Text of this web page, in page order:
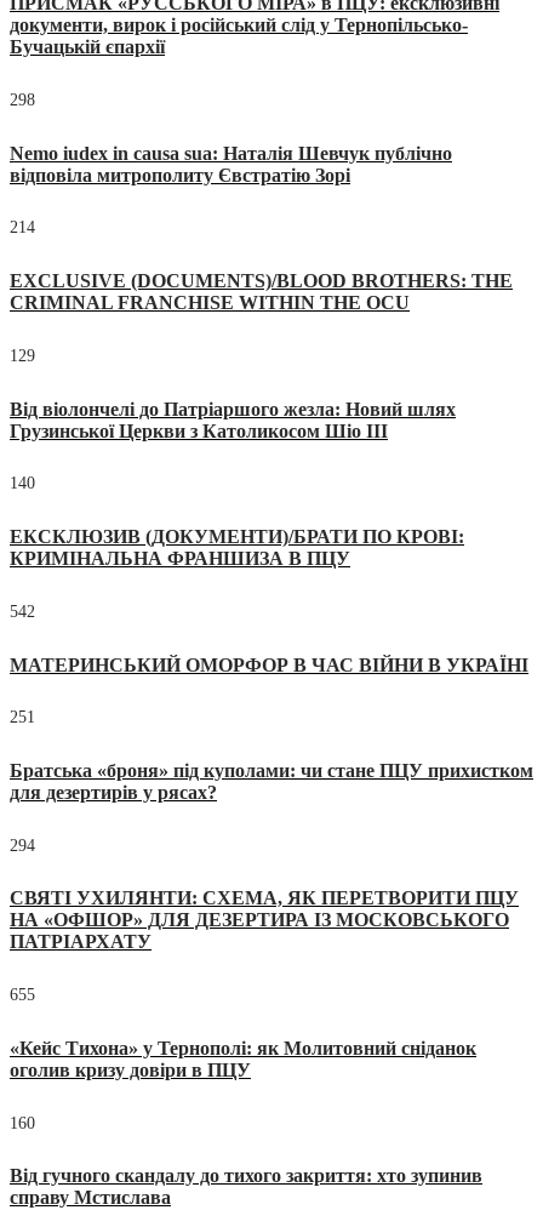
документи, вирок і російський слід у Тернопільсько-
Бучацькій єпархії
298
Nemo iudex in causa sua: Наталія Шевчук публічно
відповіла митрополиту Євстратію Зорі
214
EXCLUSIVE (DOCUMENTS)/BLOOD BROTHERS: THE
CRIMINAL FRANCHISE WITHIN THE OCU
129
Від віолончелі до Патріаршого жезла: Новий шлях
Грузинської Церкви з Католикосом Шіо III
140
ЕКСКЛЮЗИВ (ДОКУМЕНТИ)/БРАТИ ПО КРОВІ:
КРИМІНАЛЬНА ФРАНШИЗА В ПЦУ
542
МАТЕРИНСЬКИЙ ОМОРФОР В ЧАС ВІЙНИ В УКРАЇНІ
251
Братська «броня» під куполами: чи стане ПЦУ прихистком
для дезертирів у рясах?
294
СВЯТІ УХИЛЯНТИ: СХЕМА, ЯК ПЕРЕТВОРИТИ ПЦУ
НА «ОФШОР» ДЛЯ ДЕЗЕРТИРА ІЗ МОСКОВСЬКОГО
ПАТРІАРХАТУ
655
«Кейс Тихона» у Тернополі: як Молитовний сніданок
оголив кризу довіри в ПЦУ
160
Від гучного скандалу до тихого закриття: хто зупинив
справу Мстислава